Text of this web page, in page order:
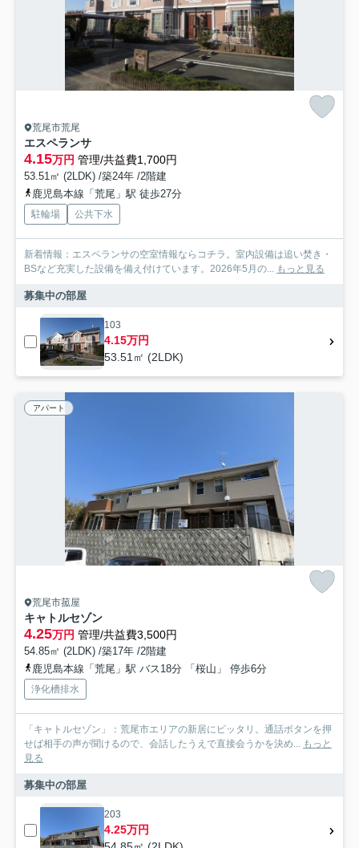
荒尾市荒尾
エスペランサ
4.15万円 管理/共益費1,700円
53.51㎡ (2LDK) /築24年 /2階建
鹿児島本線「荒尾」駅 徒歩27分
駐輪場 公共下水
新着情報：エスペランサの空室情報ならコチラ。室内設備は追い焚き・
BSなど充実した設備を備え付けています。2026年5月の... もっと見る
募集中の部屋
103
4.15万円
53.51㎡ (2LDK)
アパート
荒尾市菰屋
キャトルセゾン
4.25万円 管理/共益費3,500円
54.85㎡ (2LDK) /築17年 /2階建
鹿児島本線「荒尾」駅 バス18分 「桜山」 停歩6分
浄化槽排水
「キャトルセゾン」：荒尾市エリアの新居にピッタリ。通話ボタンを押
せば相手の声が聞けるので、会話したうえで直接会うかを決め...
もっと
見る
募集中の部屋
203
4.25万円